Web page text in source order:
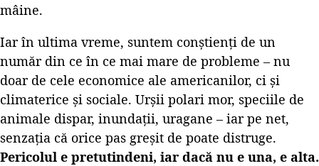
mâine.
Iar în ultima vreme, suntem conștienți de un
număr din ce în ce mai mare de probleme – nu
doar de cele economice ale americanilor, ci și
climaterice și sociale. Urșii polari mor, speciile de
animale dispar, inundații, uragane – iar pe net,
senzația că orice pas greșit de poate distruge.
Pericolul e pretutindeni, iar dacă nu e una, e alta.